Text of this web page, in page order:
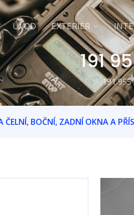
ÚVOD EXTERIÉR
191
191
ČELNÍ, BOČNÍ, ZADNÍ OKNA A